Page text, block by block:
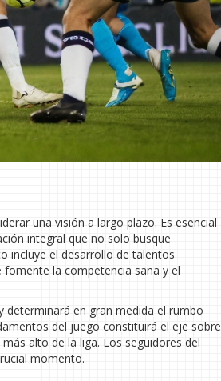
una visión a largo plazo. Es esencial
integral que no solo busque
incluye el desarrollo de talentos
la competencia sana y el
determinará en gran medida el rumbo
del juego constituirá el eje sobre
alto de la liga. Los seguidores del
momento.